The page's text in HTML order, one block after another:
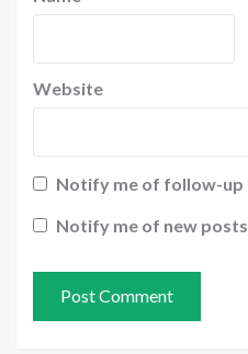
Website
Notify me of follow-up
Notify me of new posts